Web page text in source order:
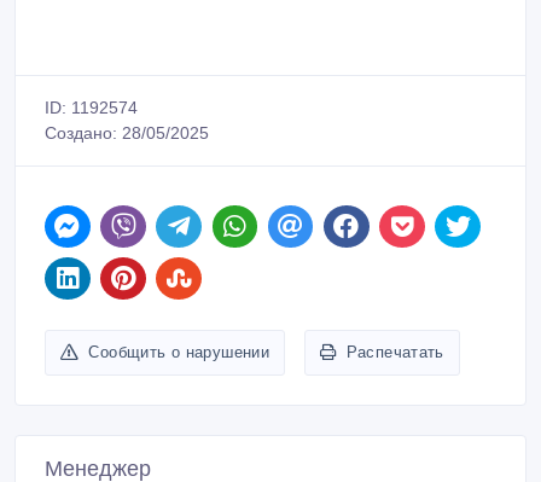
ID: 1192574
Создано: 28/05/2025
Сообщить о нарушении Распечатать
Менеджер